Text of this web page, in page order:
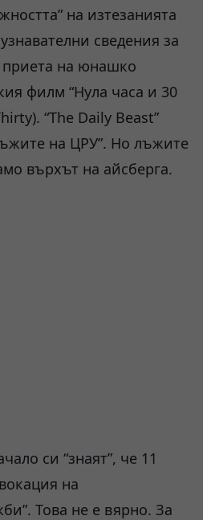
на изтезанията
сведения за
приета на юнашко
филм “Нула часа и 30
“The Daily Beast”
на ЦРУ”. Но лъжите
върхът на айсберга.
си “знаят”, че 11
на
Това не е вярно. За